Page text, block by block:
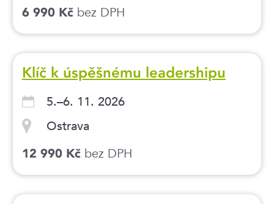
6 990 Kč bez DPH
Klíč k úspěšnému leadershipu
5.–6. 11. 2026
Ostrava
12 990 Kč bez DPH